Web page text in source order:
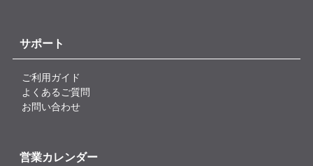
サポート
ご利用ガイド
よくあるご質問
お問い合わせ
営業カレンダー